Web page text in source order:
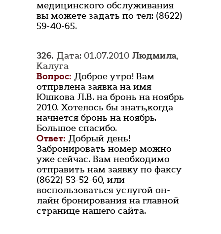
медицинского обслуживания
вы можете задать по тел: (8622)
59-40-65.
326. Дата: 01.07.2010 Людмила,
Калуга
Вопрос: Доброе утро! Вам
отпрвлена заявка на имя
Юшкова Л.В. на бронь на ноябрь
2010. Хотелось бы знать,когда
начнется бронь на ноябрь.
Большое спасибо.
Ответ: Добрый день!
Забронировать номер можно
уже сейчас. Вам необходимо
отправить нам заявку по факсу
(8622) 53-52-60, или
воспользоваться услугой он-
лайн бронирования на главной
странице нашего сайта.